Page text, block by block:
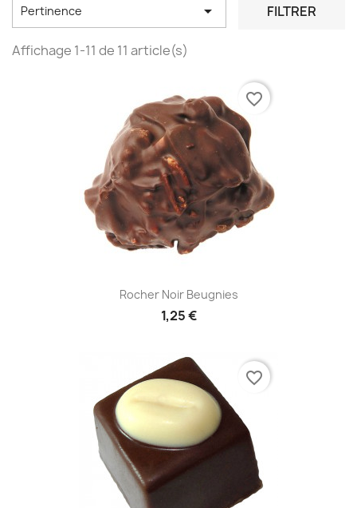
Pertinence
 FILTRER
Affichage 1-11 de 11 article(s)
Rocher Noir Beugnies
1,25 €
favorite_border
favorite_border